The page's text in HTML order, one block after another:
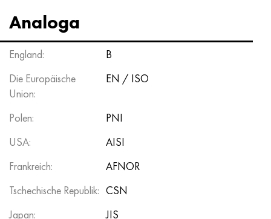
Analoga
England:
B
Die Europäische
Union:
EN / ISO
Polen:
PNI
USA:
AISI
Frankreich:
AFNOR
Tschechische Republik: CSN
Japan:
JIS